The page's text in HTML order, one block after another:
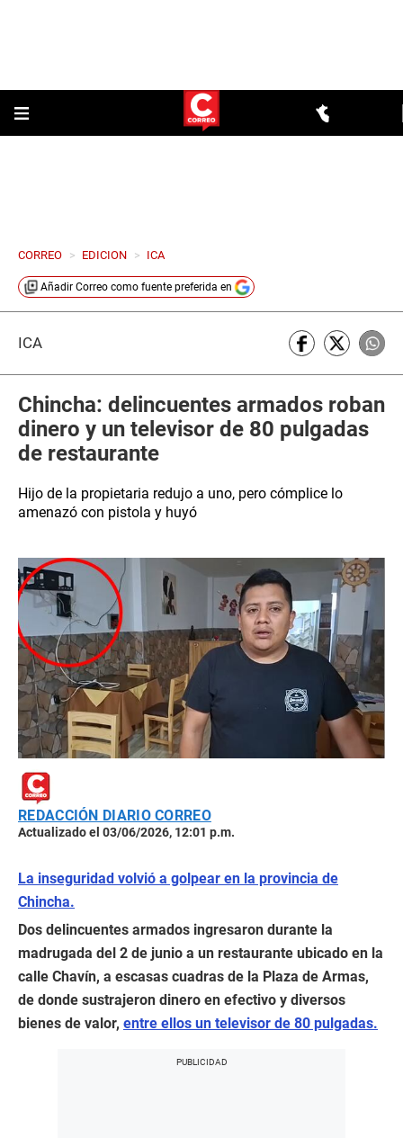
CORREO > EDICION > ICA
Añadir Correo como fuente preferida en
ICA
Chincha: delincuentes armados roban
dinero y un televisor de 80 pulgadas
de restaurante
Hijo de la propietaria redujo a uno, pero cómplice lo
amenazó con pistola y huyó
REDACCIÓN DIARIO CORREO
Actualizado el 03/06/2026, 12:01 p.m.
La inseguridad volvió a golpear en la provincia de
Chincha.
Dos delincuentes armados ingresaron durante la
madrugada del 2 de junio a un restaurante ubicado en la
calle Chavín, a escasas cuadras de la Plaza de Armas,
de donde sustrajeron dinero en efectivo y diversos
bienes de valor, entre ellos un televisor de 80 pulgadas.